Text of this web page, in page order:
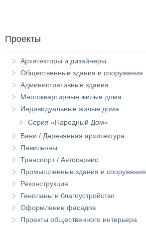
Проекты
Архитекторы и дизайнеры
Общественные здания и сооружения
Административные здания
Многоквартирные жилые дома
Индивидуальные жилые дома
Серия «Народный Дом»
Бани / Деревянная архитектура
Павильоны
Транспорт / Автосервис
Промышленные здания и сооружения
Реконструкция
Генпланы и благоустройство
Оформление фасадов
Проекты общественного интерьера